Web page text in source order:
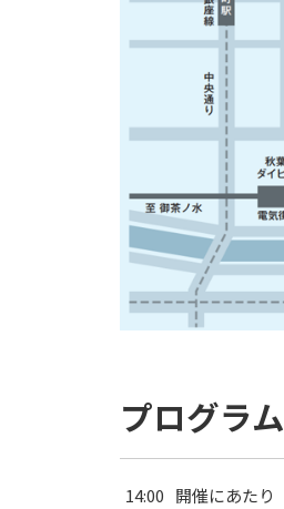
プログラム
14:00 開催にあたり